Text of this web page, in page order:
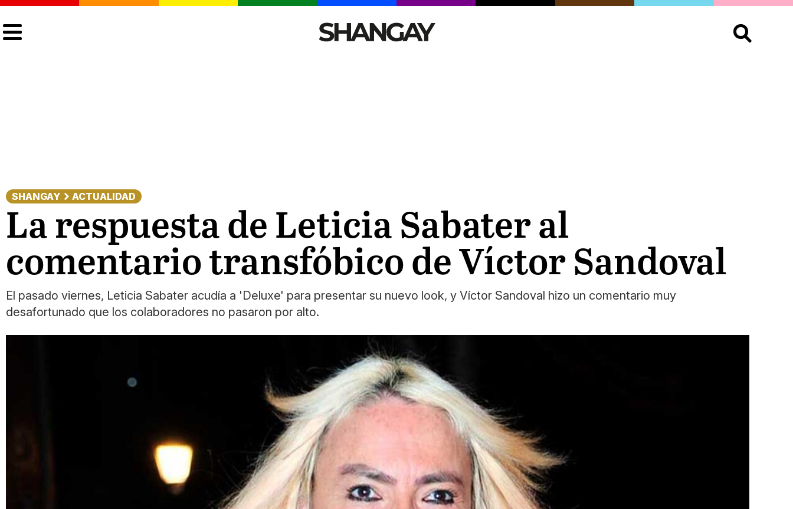
Buscar:
SHANGAY ACTUALIDAD
La respuesta de Leticia Sabater al
comentario transfóbico de Víctor Sandoval
El pasado viernes, Leticia Sabater acudía a 'Deluxe' para presentar su nuevo look, y Víctor Sandoval hizo un comentario muy
desafortunado que los colaboradores no pasaron por alto.